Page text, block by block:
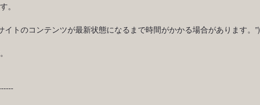
。
トのコンテンツが最新状態になるまで時間がかかる場合があります。”)